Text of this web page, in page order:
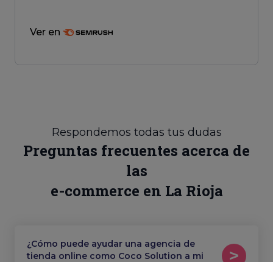
Ver en
Respondemos todas tus dudas
Preguntas frecuentes acerca de
las
e-commerce en La Rioja
¿Cómo puede ayudar una agencia de
tienda online como Coco Solution a mi